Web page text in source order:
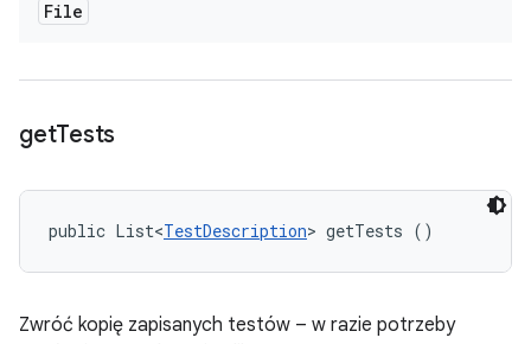
File
getTests
public List<TestDescription> getTests ()
Zwróć kopię zapisanych testów – w razie potrzeby